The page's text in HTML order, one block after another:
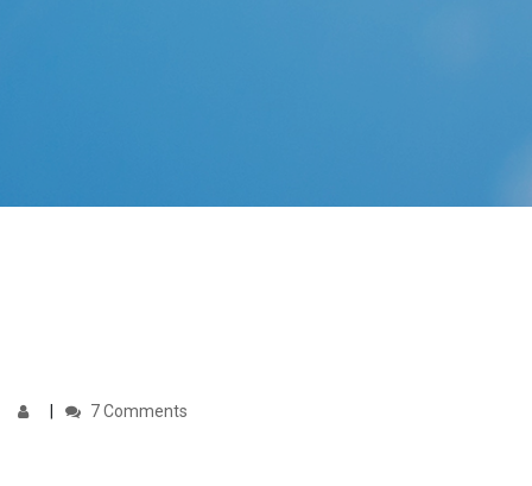
7 Comments